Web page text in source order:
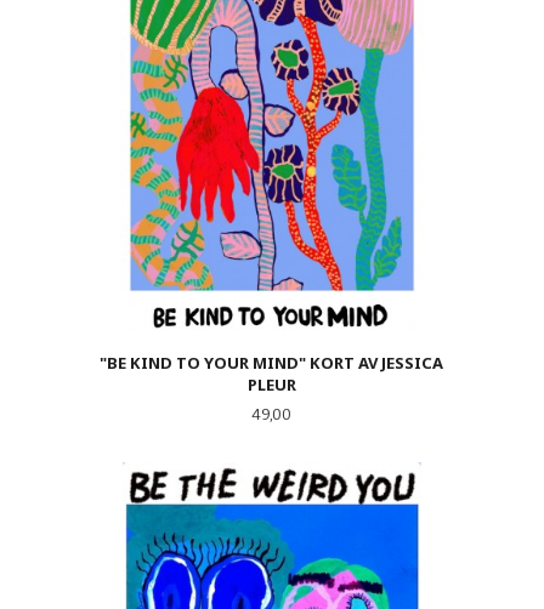
"BE KIND TO YOUR MIND" KORT AV JESSICA
PLEUR
Pris
49,00